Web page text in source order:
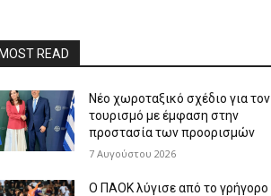
READ
Νέο χωροταξικό σχέδιο για τον
τουρισμό με έμφαση στην
προστασία των προορισμών
7 Αυγούστου 2026
Ο ΠΑΟΚ λύγισε από το γρήγορο